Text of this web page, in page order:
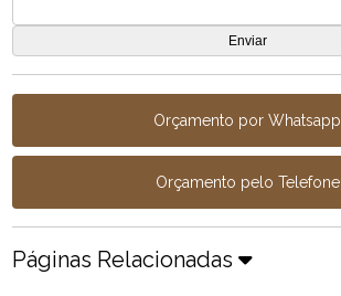
Orçamento por Whatsapp
Orçamento pelo Telefone
Páginas Relacionadas